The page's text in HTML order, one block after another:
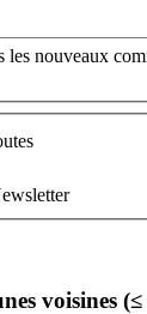
les nouveaux
voisines